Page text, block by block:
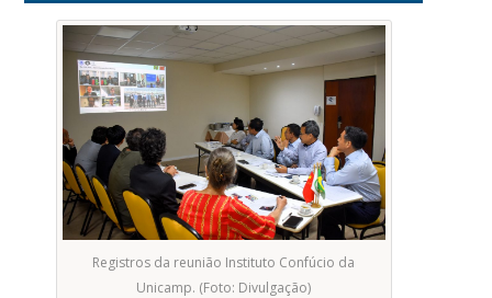
Registros da reunião Instituto Confúcio da
Unicamp. (Foto: Divulgação)